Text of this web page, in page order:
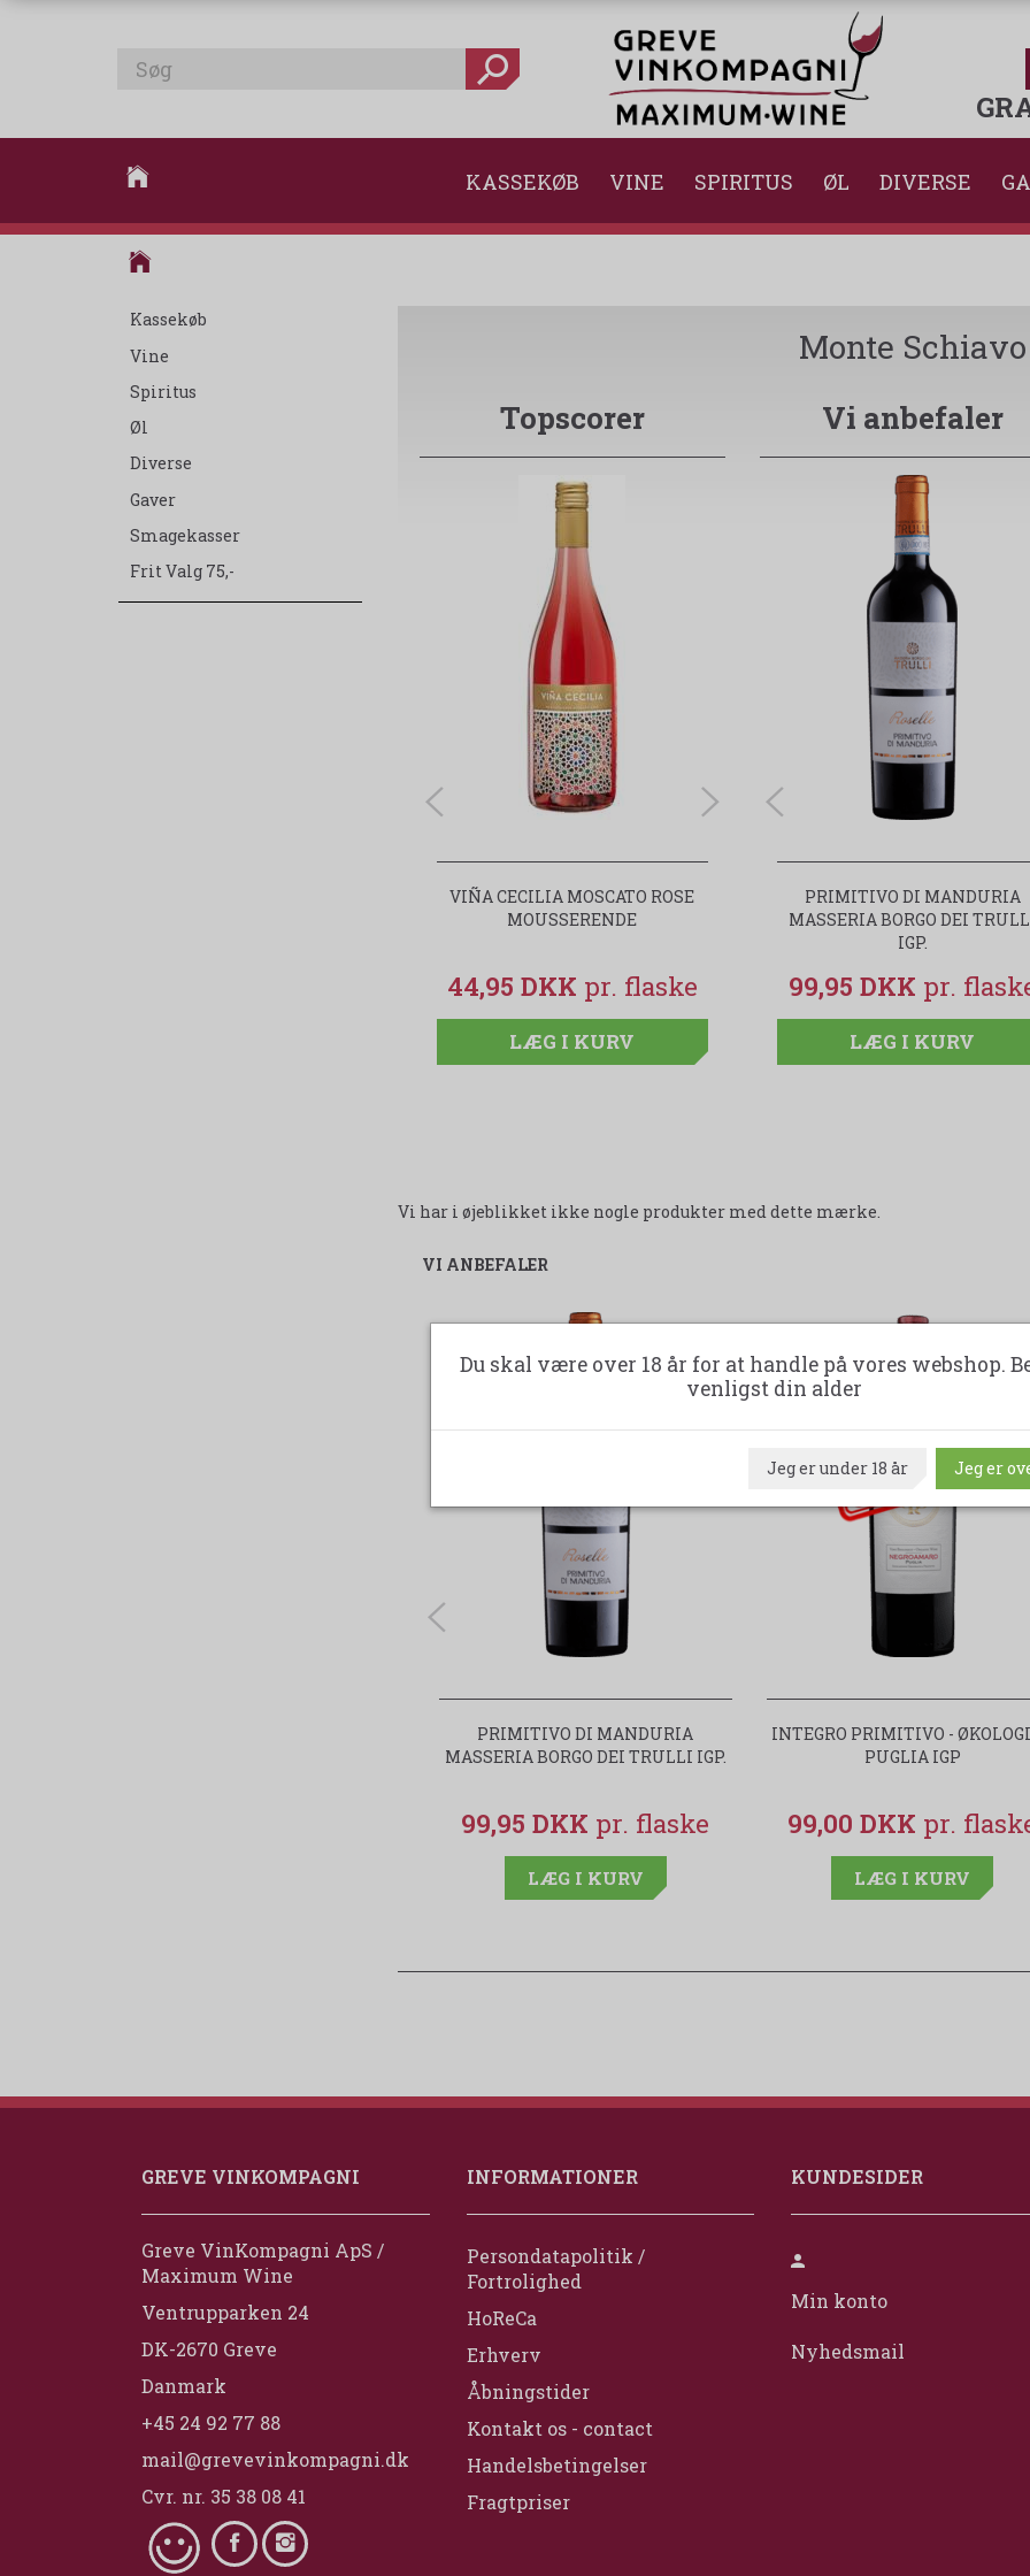
KASSEKØB VINE SPIRITUS ØL DIVERSE
Kassekøb
Vine
Spiritus
Øl
Diverse
Gaver
Smagekasser
Frit Valg 75,-
Monte Schiavo
Topscorer
VIÑA CECILIA MOSCATO ROSE
MOUSSERENDE
44,95 DKK
LÆG I KURV
VINA CECILIA MOSCATO ROSÉ 0,0
ALKOHOLFRI
49,95 DKK
LÆG I KURV
Vi anbefaler
PRIMITIVO DI MANDURIA
MASSERIA BORGO DEI
IGP.
99,95 DKK
LÆG I KURV
Vi har i øjeblikket ikke nogle produkter med dette mærke.
VI ANBEFALER
PRIMITIVO DI MANDURIA
MASSERIA BORGO DEI TRULLI IGP.
99,95 DKK
LÆG I KURV
INTEGRO PRIMITIVO -
PUGLIA IGP
99,00 DKK
LÆG I KURV
GREVE VINKOMPAGNI
Greve VinKompagni ApS /
Maximum Wine
Ventrupparken 24
DK-2670 Greve
Danmark
+45 24 92 77 88
mail@grevevinkompagni.dk
Cvr. nr. 35 38 08 41
INFORMATIONER
Persondatapolitik /
Fortrolighed
HoReCa
Erhverv
Åbningstider
Kontakt os - contact
Handelsbetingelser
Fragtpriser
KUNDESIDER
Min konto
Nyhedsmail
Du skal være over 18 år for at handle på vores webshop.
venligst din alder
Jeg er under 18 år Jeg er